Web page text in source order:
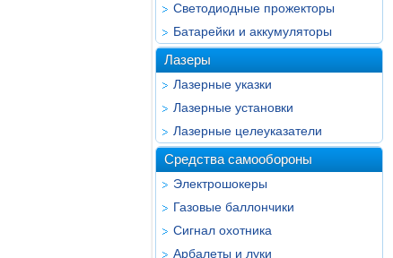
Светодиодные прожекторы
Батарейки и аккумуляторы
Лазеры
Лазерные указки
Лазерные установки
Лазерные целеуказатели
Средства самообороны
Электрошокеры
Газовые баллончики
Сигнал охотника
Арбалеты и луки